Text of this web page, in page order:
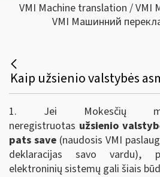
VMI Machine translation /
VMI Машинний
1.
Jei Mokesčių
neregistruotas užsienio
pats save (naudosis VMI
deklaracijas savo vardu),
elektroninių sistemų gali šiais